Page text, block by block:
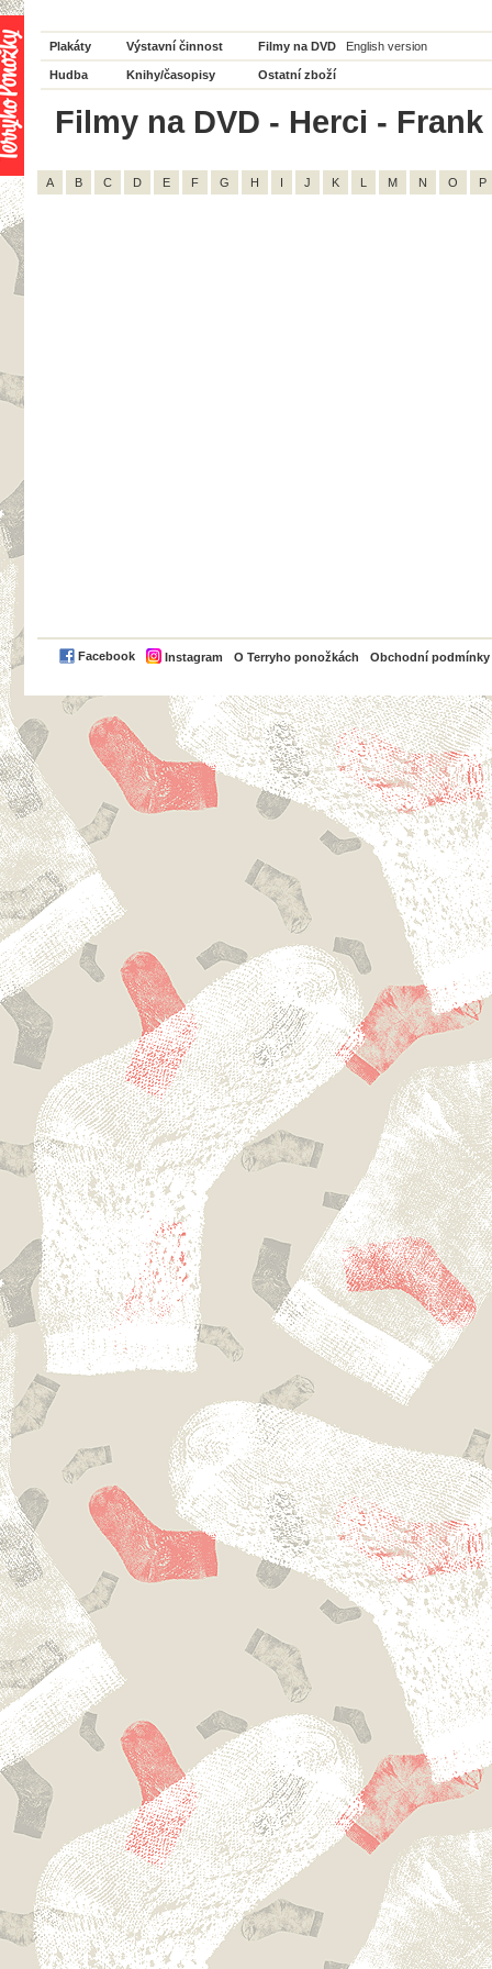
Plakáty Výstavní činnost Filmy na DVD English version
Hudba Knihy/časopisy Ostatní zboží
Filmy na DVD - Herci -
A B C D E F G H I J K L M N O P
Facebook Instagram O Terryho ponožkách Obchodní podmínky
PayPal